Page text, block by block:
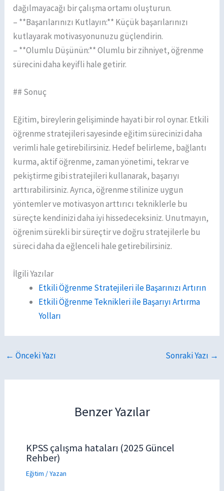
dağılmayacağı bir çalışma ortamı oluşturun.
– **Başarılarınızı Kutlayın:** Küçük başarılarınızı
kutlayarak motivasyonunuzu güçlendirin.
– **Olumlu Düşünün:** Olumlu bir zihniyet, öğrenme
sürecini daha keyifli hale getirir.
## Sonuç
Eğitim, bireylerin gelişiminde hayati bir rol oynar. Etkili
öğrenme stratejileri sayesinde eğitim sürecinizi daha
verimli hale getirebilirsiniz. Hedef belirleme, bağlantı
kurma, aktif öğrenme, zaman yönetimi, tekrar ve
pekiştirme gibi stratejileri kullanarak, başarıyı
arttırabilirsiniz. Ayrıca, öğrenme stilinize uygun
yöntemler ve motivasyon arttırıcı tekniklerle bu
süreçte kendinizi daha iyi hissedeceksiniz. Unutmayın,
öğrenim sürekli bir süreçtir ve doğru stratejilerle bu
süreci daha da eğlenceli hale getirebilirsiniz.
İlgili Yazılar
Etkili Öğrenme Stratejileri ile Başarınızı Artırın
Etkili Öğrenme Teknikleri ile Başarıyı Artırma
Yolları
← Önceki Yazı Sonraki Yazı →
Benzer Yazılar
KPSS çalışma hataları (2025 Güncel
Rehber)
Eğitim / Yazan